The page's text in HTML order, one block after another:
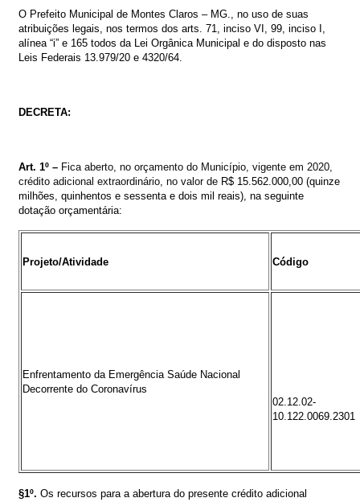
O Prefeito Municipal de Montes Claros – MG., no uso de suas
atribuições legais, nos termos dos arts. 71, inciso VI, 99, inciso I,
alínea “i” e 165 todos da Lei Orgânica Municipal e do disposto nas
Leis Federais 13.979/20 e 4320/64.
DECRETA:
Art. 1º – Fica aberto, no orçamento do Município , vigente em 2020,
crédito adicional extraordinário no valor de R$ 15.562.000,00 (quinze
milhões, quinhentos e sessenta e dois mil reais) , na seguinte
dotação orçamentária:
Projeto/Atividade Código
Enfrentamento da Emergência Saúde Nacional
Decorrente do Coronavírus
02.12.02-
10.122.0069.2301
§1º. Os recursos para a abertura do presente crédito adicional